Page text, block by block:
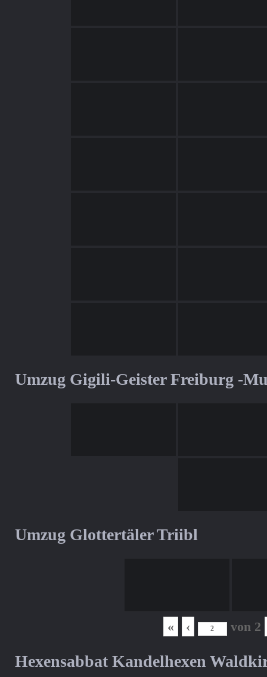
Umzug Gigili-Geister Freiburg -
Umzug Glottertäler Triibl
« ‹ von 2
Hexensabbat Kandelhexen